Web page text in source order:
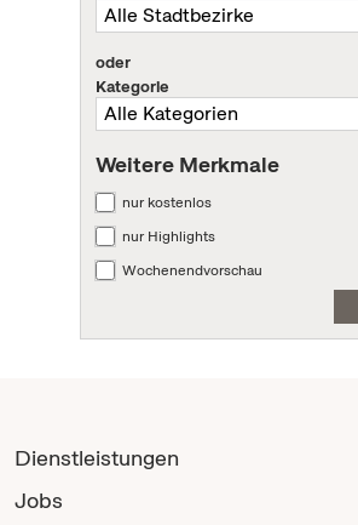
oder
Kategorie
Weitere Merkmale
nur kostenlos
nur Highlights
Wochenendvorschau
Dienstleistungen
Jobs